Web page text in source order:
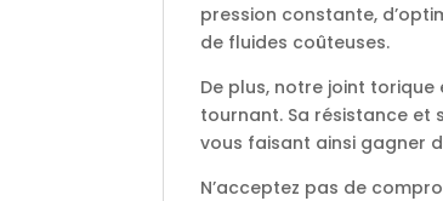
pression constante,
de fluides coûteuses.
De plus, notre joint
tournant. Sa résistance et
vous faisant ainsi gagner
N’acceptez pas de